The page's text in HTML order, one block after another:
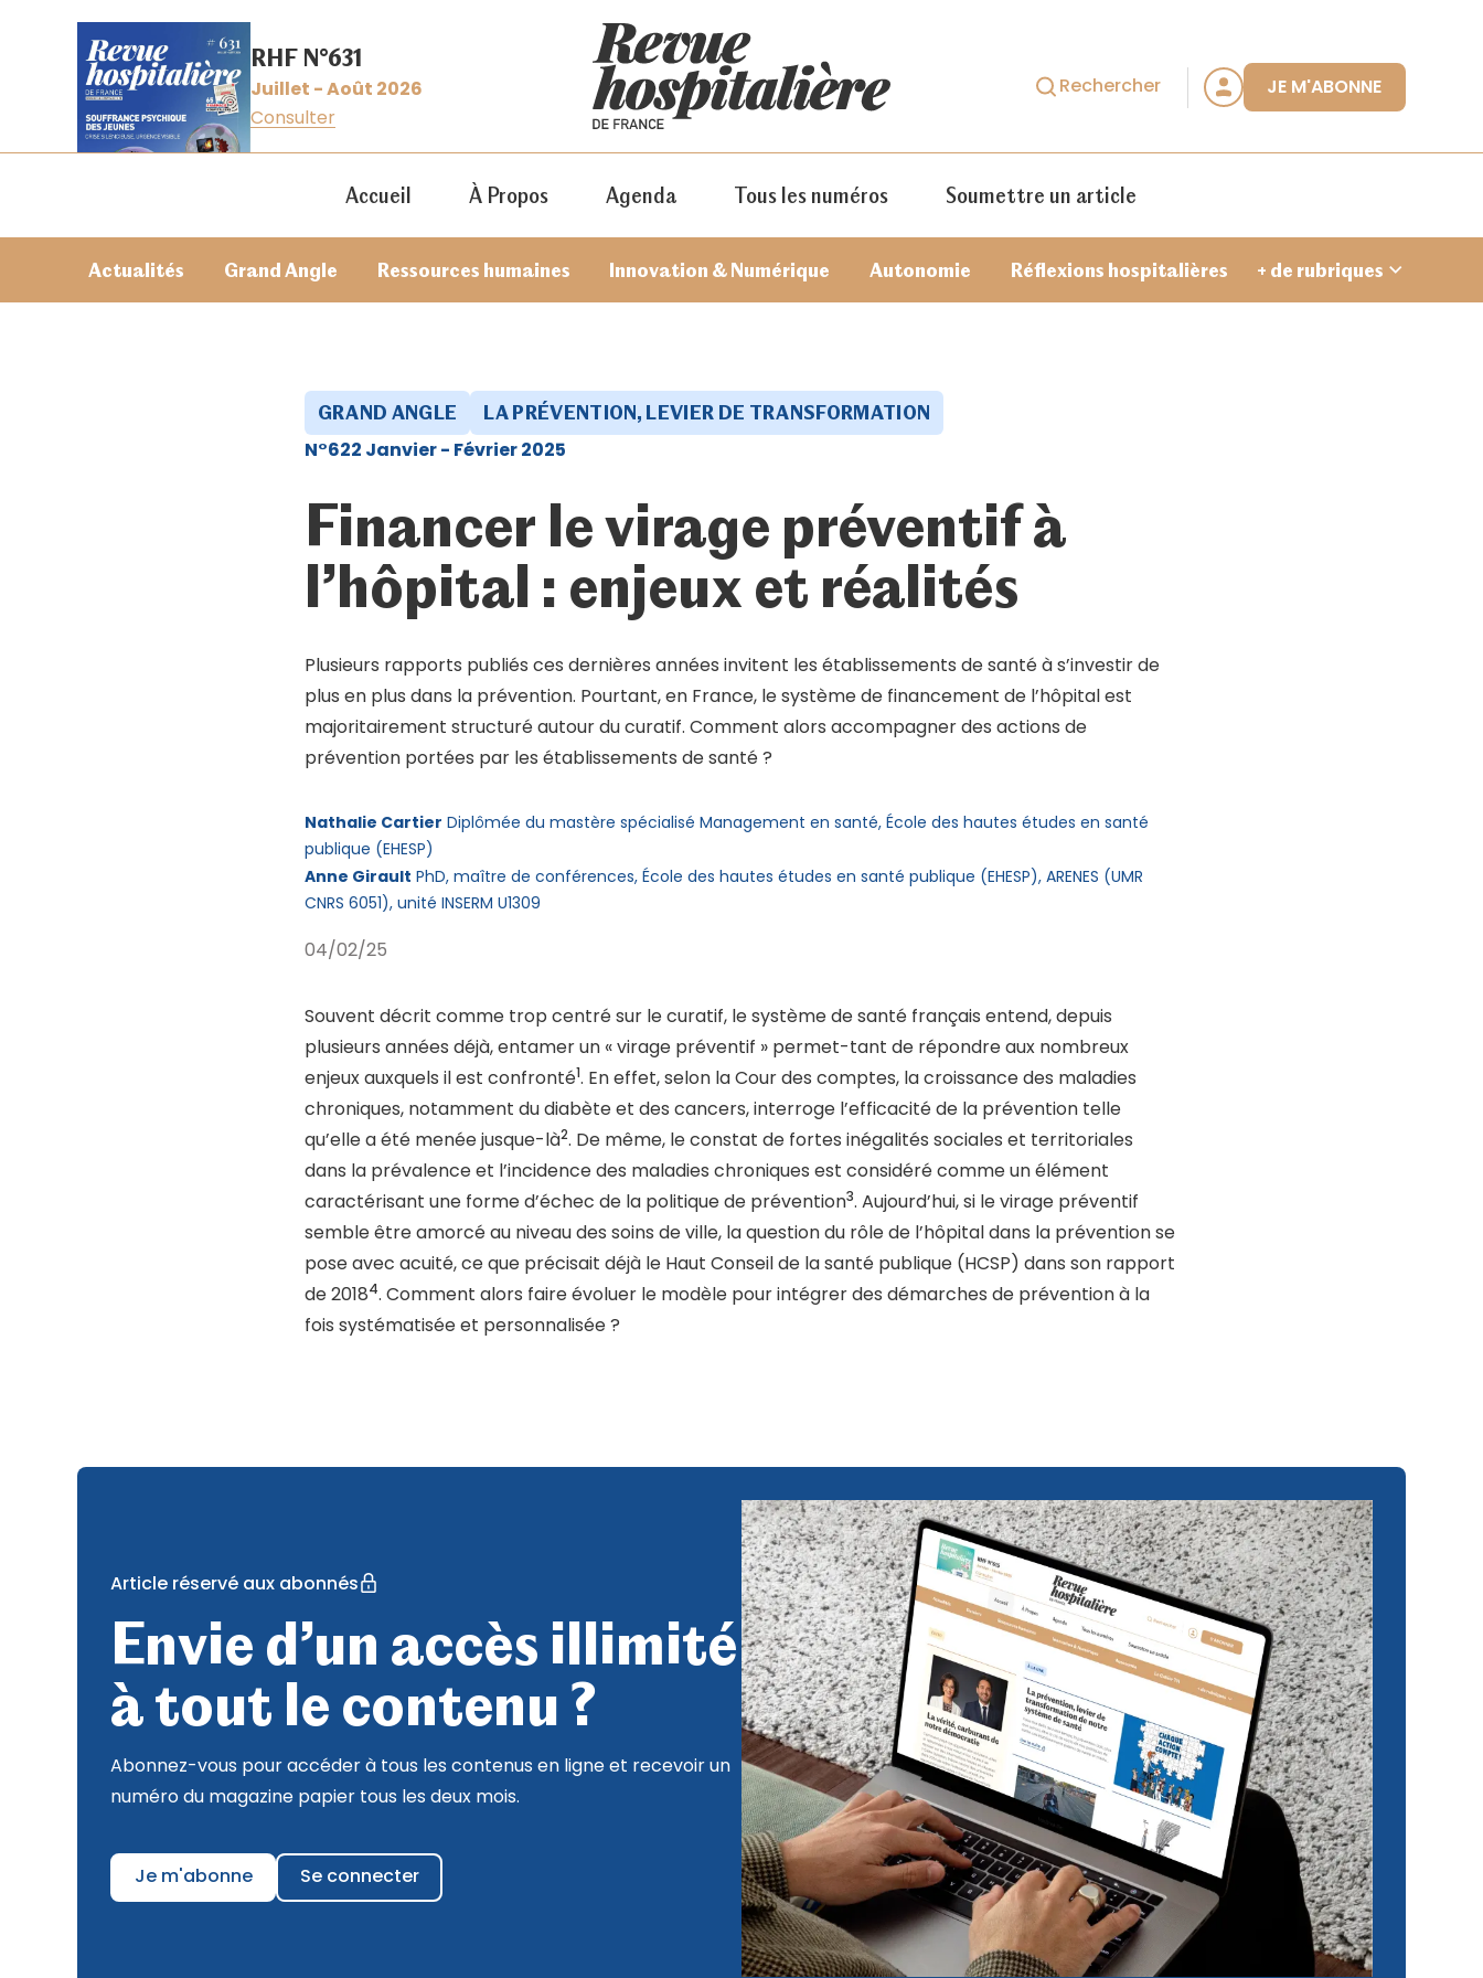
RHF N°631
Juillet - Août 2026
Consulter
Rechercher JE M'ABONNE
Accueil À Propos Agenda Tous les numéros Soumettre un article
Actualités Grand Angle Ressources humaines Innovation & Numérique Autonomie Réflexions hospitalières + de rubriques
Mot de passe oublié ?
GRAND ANGLE LA PRÉVENTION, LEVIER DE TRANSFORMATION
N°622 Janvier - Février 2025
Financer le virage préventif à
l’hôpital : enjeux et réalités
Plusieurs rapports publiés ces dernières années invitent les établissements de santé à s’investir de
plus en plus dans la prévention. Pourtant, en France, le système de financement de l’hôpital est
majoritairement structuré autour du curatif. Comment alors accompagner des actions de
prévention portées par les établissements de santé ?
Nathalie Cartier Diplômée du mastère spécialisé Management en santé, École des hautes études en santé
publique (EHESP)
Anne Girault PhD, maître de conférences, École des hautes études en santé publique (EHESP), ARENES (UMR
CNRS 6051), unité INSERM U1309
04/02/25
Souvent décrit comme trop centré sur le curatif, le système de santé français entend, depuis
plusieurs années déjà, entamer un « virage préventif » permet-tant de répondre aux nombreux
enjeux auxquels il est confronté1. En effet, selon la Cour des comptes, la croissance des maladies
chroniques, notamment du diabète et des cancers, interroge l’efficacité de la prévention telle
qu’elle a été menée jusque-là2. De même, le constat de fortes inégalités sociales et territoriales
dans la prévalence et l’incidence des maladies chroniques est considéré comme un élément
caractérisant une forme d’échec de la politique de prévention3. Aujourd’hui, si le virage préventif
semble être amorcé au niveau des soins de ville, la question du rôle de l’hôpital dans la prévention se
pose avec acuité, ce que précisait déjà le Haut Conseil de la santé publique (HCSP) dans son rapport
de 20184. Comment alors faire évoluer le modèle pour intégrer des démarches de prévention à la
fois systématisée et personnalisée ?
Article réservé aux abonnés
Envie d’un accès illimité
à tout le contenu ?
Abonnez-vous pour accéder à tous les contenus en ligne et recevoir un
numéro du magazine papier tous les deux mois.
Je m'abonne Se connecter